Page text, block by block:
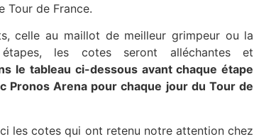
Tour de France.
celle au maillot de meilleur grimpeur ou la
les cotes seront alléchantes et
le tableau ci-dessous avant chaque étape
Pronos Arena pour chaque jour du Tour de
les cotes qui ont retenu notre attention chez